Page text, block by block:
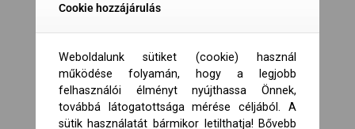
Cookie hozzájárulás
Weboldalunk sütiket (cookie) használ
működése folyamán, hogy a legjobb
felhasználói élményt nyújthassa Önnek,
továbbá látogatottsága mérése céljából. A
sütik használatát bármikor letilthatja! Bővebb